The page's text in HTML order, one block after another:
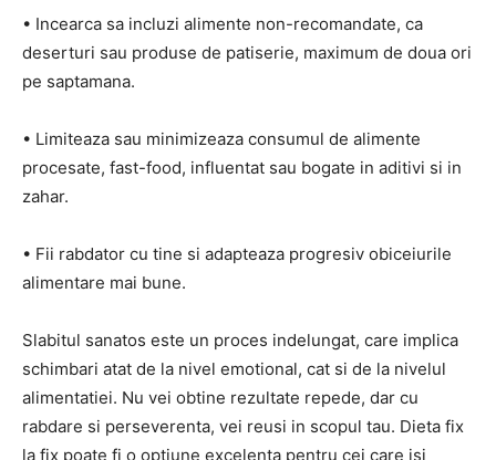
• Incearca sa incluzi alimente non-recomandate, ca
deserturi sau produse de patiserie, maximum de doua ori
pe saptamana.
• Limiteaza sau minimizeaza consumul de alimente
procesate, fast-food, influentat sau bogate in aditivi si in
zahar.
• Fii rabdator cu tine si adapteaza progresiv obiceiurile
alimentare mai bune.
Slabitul sanatos este un proces indelungat, care implica
schimbari atat de la nivel emotional, cat si de la nivelul
alimentatiei. Nu vei obtine rezultate repede, dar cu
rabdare si perseverenta, vei reusi in scopul tau. Dieta fix
la fix poate fi o optiune excelenta pentru cei care isi